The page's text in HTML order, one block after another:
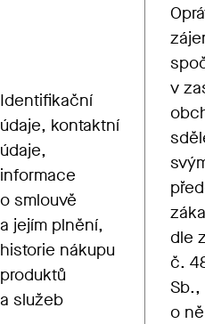
Identifikační
údaje, kontaktní
údaje,
informace
o smlouvě
a jejím plnění,
historie nákupu
produktů
a služeb
v
dle
č.
Sb.,
o